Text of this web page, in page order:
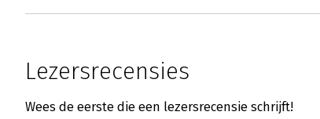
Lezersrecensies
Wees de eerste die een lezersrecensie schrijft!